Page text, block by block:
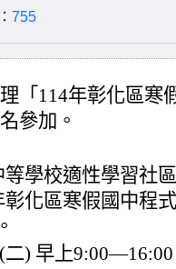
755
「114年彰化區寒
參加。
學校適性學習社
化區寒假國中程
) 早上9:00—16:00